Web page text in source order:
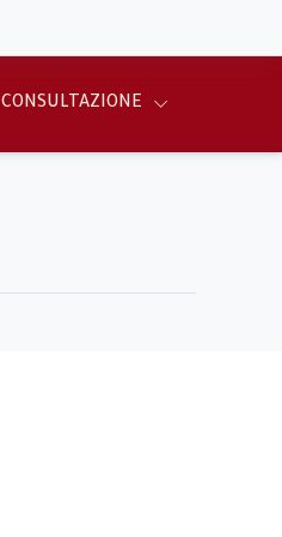
CONSULTAZIONE